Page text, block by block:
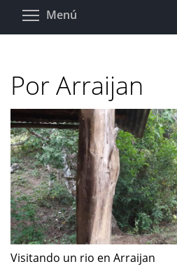
Pasar
Menú
Por Arraijan
Visitando un rio en Arraijan